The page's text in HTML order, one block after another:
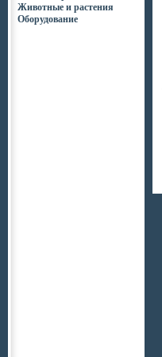
Животные и растения
Оборудование